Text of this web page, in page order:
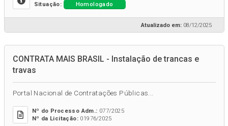
Situação:
Homologado
Atualizado em: 08/12/2025
CONTRATA MAIS BRASIL - Instalação de trancas e
travas
Portal Nacional de Contratações Públicas...
Nº do Processo Adm.: 077/2025
Nº da Licitação:01976/2025